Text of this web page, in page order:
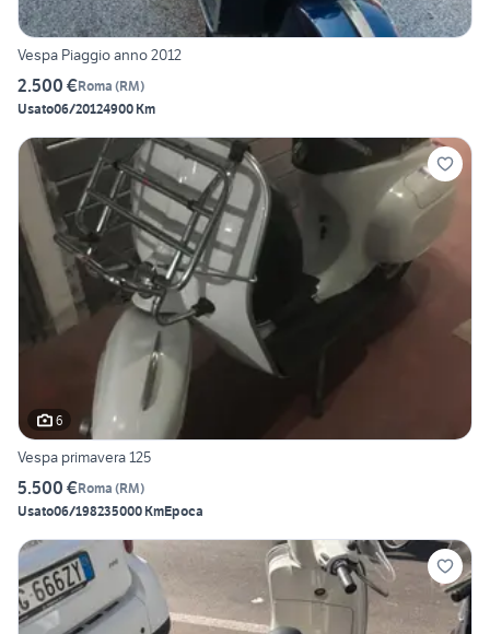
Vespa Piaggio anno 2012
2.500 €Roma (RM)
Usato06/20124900 Km
6
Vespa primavera 125
5.500 €Roma (RM)
Usato06/198235000 KmEpoca